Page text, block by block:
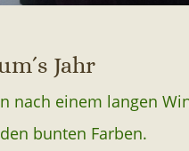
Jahr
nach einem langen
bunten Farben.